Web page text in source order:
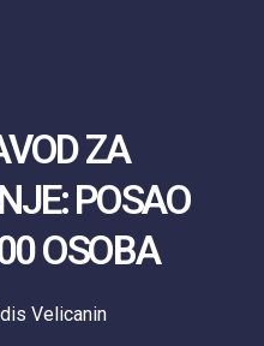
ZA
POSAO
OSOBA
Velicanin